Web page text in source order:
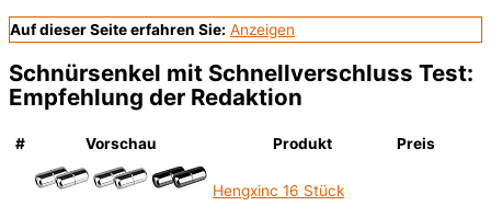
Auf dieser Seite erfahren Sie: Anzeigen
Schnürsenkel mit Schnellverschluss Test:
Empfehlung der Redaktion
# Vorschau Produkt Preis
Hengxinc 16 Stück